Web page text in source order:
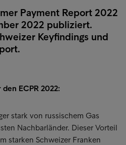
Payment Report 2022
2022 publiziert.
Keyfindings und
ECPR 2022:
stark von russischem Gas
Nachbarländer. Dieser Vorteil
starken Schweizer Franken